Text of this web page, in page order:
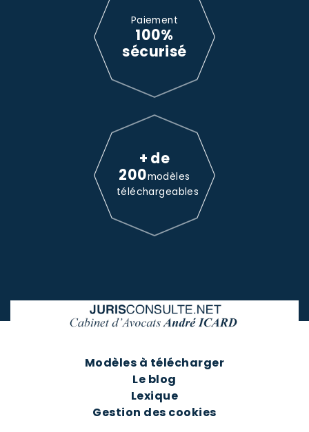
Paiement
100%
sécurisé
+ de
200modèles
téléchargeables
Modèles à télécharger
Le blog
Lexique
Gestion des cookies